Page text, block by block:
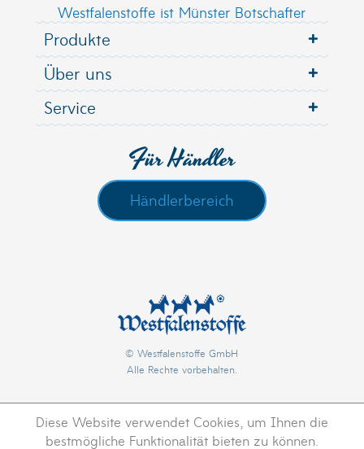
Westfalenstoffe ist Münster Botschafter
Produkte
Über uns
Service
Für Händler
Händlerbereich
© Westfalenstoffe GmbH
Alle Rechte vorbehalten.
Diese Website verwendet Cookies, um Ihnen die
bestmögliche Funktionalität bieten zu können.